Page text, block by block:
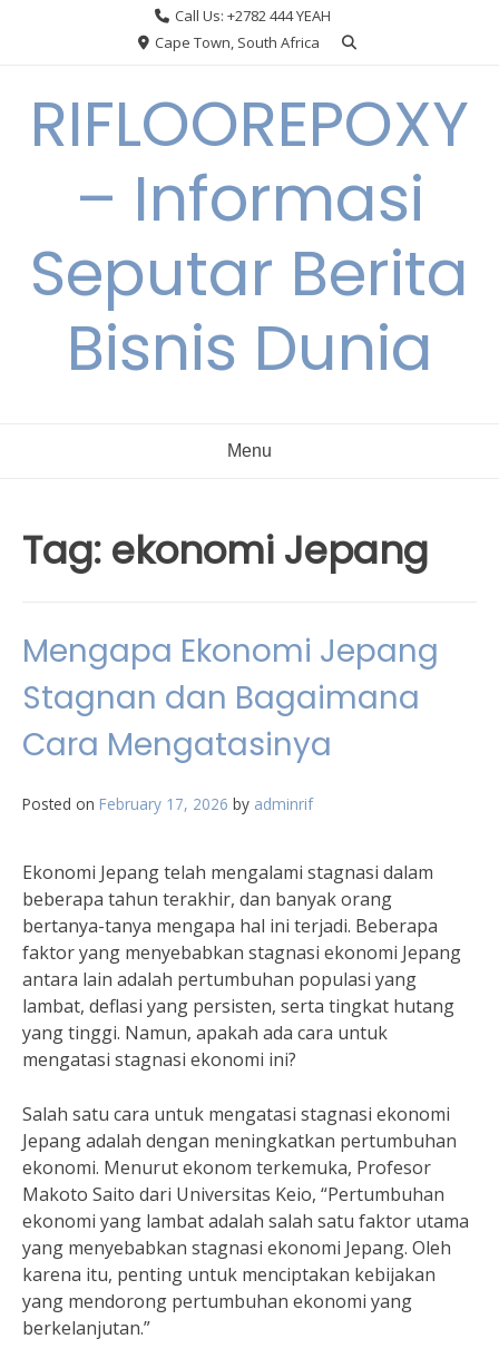
Call Us: +2782 444 YEAH
Cape Town, South Africa
RIFLOOREPOXY
– Informasi
Seputar Berita
Bisnis Dunia
Menu
Tag: ekonomi Jepang
Mengapa Ekonomi Jepang
Stagnan dan Bagaimana
Cara Mengatasinya
Posted on February 17, 2026 by adminrif
Ekonomi Jepang telah mengalami stagnasi dalam
beberapa tahun terakhir, dan banyak orang
bertanya-tanya mengapa hal ini terjadi. Beberapa
faktor yang menyebabkan stagnasi ekonomi Jepang
antara lain adalah pertumbuhan populasi yang
lambat, deflasi yang persisten, serta tingkat hutang
yang tinggi. Namun, apakah ada cara untuk
mengatasi stagnasi ekonomi ini?
Salah satu cara untuk mengatasi stagnasi ekonomi
Jepang adalah dengan meningkatkan pertumbuhan
ekonomi. Menurut ekonom terkemuka, Profesor
Makoto Saito dari Universitas Keio, “Pertumbuhan
ekonomi yang lambat adalah salah satu faktor utama
yang menyebabkan stagnasi ekonomi Jepang. Oleh
karena itu, penting untuk menciptakan kebijakan
yang mendorong pertumbuhan ekonomi yang
berkelanjutan.”